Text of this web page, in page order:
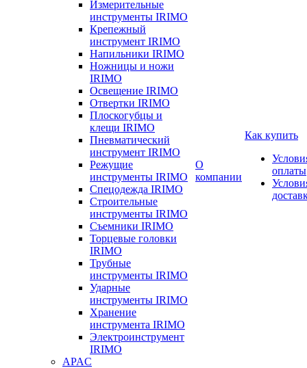
Измерительные
инструменты IRIMO
Крепежный
инструмент IRIMO
Напильники IRIMO
Ножницы и ножи
IRIMO
Освещение IRIMO
Отвертки IRIMO
Плоскогубцы и
клещи IRIMO
Пневматический
инструмент IRIMO
Режущие
инструменты IRIMO
Спецодежда IRIMO
Строительные
инструменты IRIMO
Съемники IRIMO
Торцевые головки
IRIMO
Трубные
инструменты IRIMO
Ударные
инструменты IRIMO
Хранение
инструмента IRIMO
Электроинструмент
IRIMO
APAC
О
компании
Как купить
оплаты